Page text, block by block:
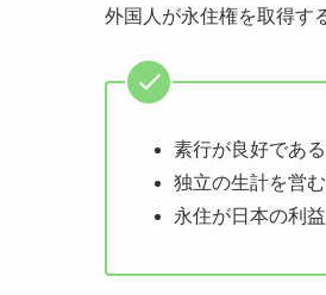
外国人が永住権を取得す
素行が良好であ
独立の生計を営
永住が日本の利